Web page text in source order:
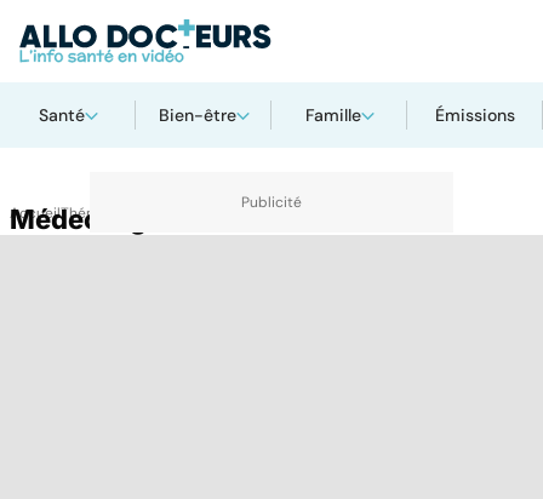
Santé Bien-être Famille Émissions
AccueilThématiques
Médecin généraliste